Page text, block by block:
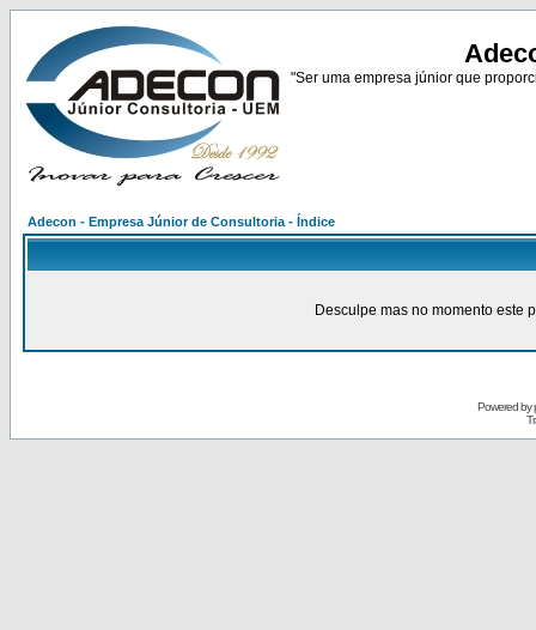
"Ser uma empresa júnior que
Adecon - Empresa Júnior de Consultoria - Índice
Desculpe mas no momento este
Powered by